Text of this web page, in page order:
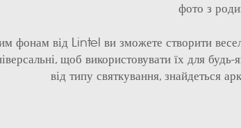
фото з
фонам від Lintel ви зможете створити
щоб використовувати їх для
від типу святкування, знайдеться